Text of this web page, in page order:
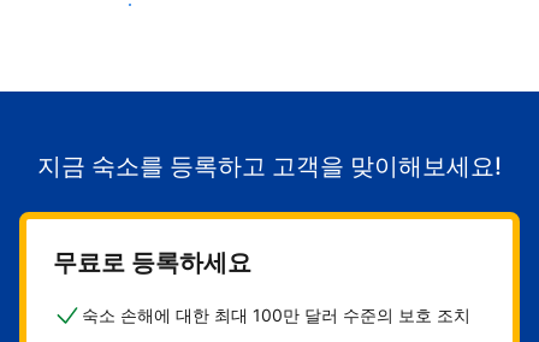
숙소로 고객 유치하기
지금 숙소를 등록하고 고객을 맞이해보세요!
무료로 등록하세요
숙소 손해에 대한 최대 100만 달러 수준의 보호 조치